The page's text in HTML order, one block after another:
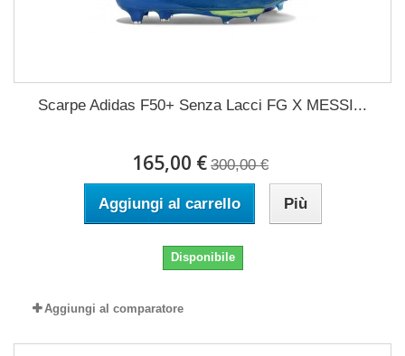
Scarpe Adidas F50+ Senza Lacci FG X MESSI...
165,00 € 300,00 €
Aggiungi al carrello Più
Disponibile
Aggiungi al comparatore